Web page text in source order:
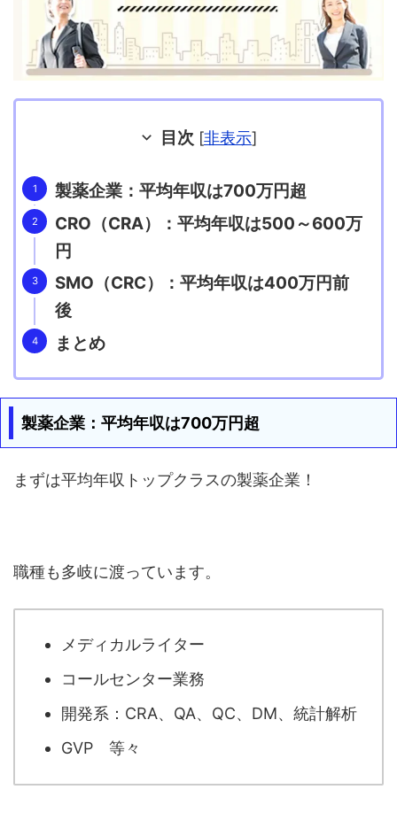
目次 [非表示]
製薬企業：平均年収は700万円超
CRO（CRA）：平均年収は500～600万
円
SMO（CRC）：平均年収は400万円前
後
まとめ
製薬企業：平均年収は700万円超
まずは平均年収トップクラスの製薬企業！
職種も多岐に渡っています。
メディカルライター
コールセンター業務
開発系：CRA、QA、QC、DM、統計解析
GVP 等々